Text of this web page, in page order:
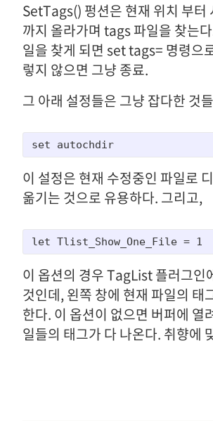
SetTags() 펑션은 현재 위치 부터
까지 올라가며 tags 파일을 찾는
일을 찾게 되면 set tags= 명령으
렇지 않으면 그냥 종료.
그 아래 설정들은 그냥 잡다한 것
set autochdir
이 설정은 현재 수정중인 파일로
옮기는 것으로 유용하다. 그리고,
let Tlist_Show_One_File = 1
이 옵션의 경우 TagList 플러그인
것인데, 왼쪽 창에 현재 파일의 태
한다. 이 옵션이 없으면 버퍼에 열
일들의 태그가 다 나온다. 취향에